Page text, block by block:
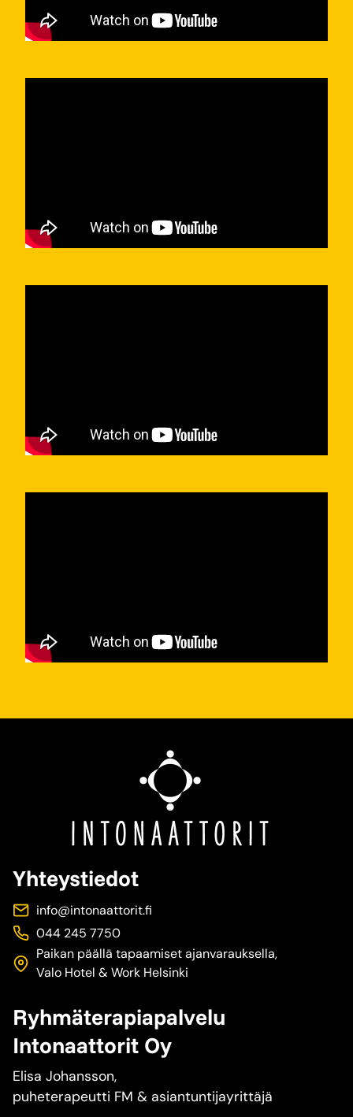
Yhteystiedot
info@intonaattorit.fi
044 245 7750
Paikan päällä tapaamiset ajanvarauksella,
Valo Hotel & Work Helsinki
Ryhmäterapiapalvelu
Intonaattorit Oy
Elisa Johansson,
puheterapeutti FM & asiantuntijayrittäjä